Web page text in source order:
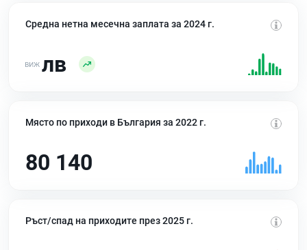
Средна нетна месечна заплата за 2024 г.
лв
Място по приходи в България за 2022 г.
80 140
Ръст/спад на приходите през 2025 г.